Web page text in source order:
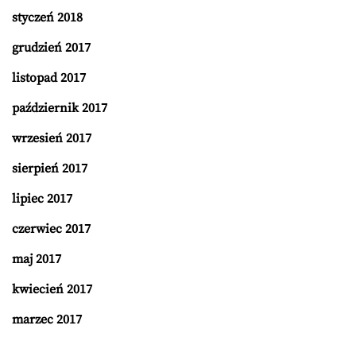
styczeń 2018
grudzień 2017
listopad 2017
październik 2017
wrzesień 2017
sierpień 2017
lipiec 2017
czerwiec 2017
maj 2017
kwiecień 2017
marzec 2017